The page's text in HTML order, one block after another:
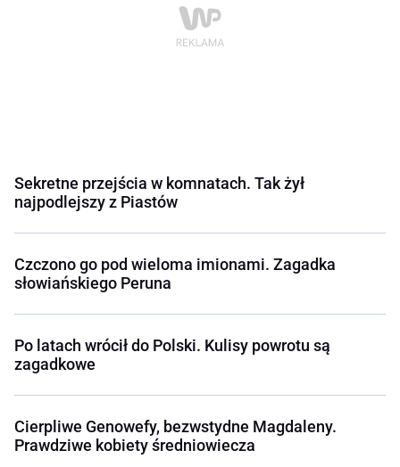
Sekretne przejścia w komnatach. Tak żył
najpodlejszy z Piastów
Czczono go pod wieloma imionami. Zagadka
słowiańskiego Peruna
Po latach wrócił do Polski. Kulisy powrotu są
zagadkowe
Cierpliwe Genowefy, bezwstydne Magdaleny.
Prawdziwe kobiety średniowiecza